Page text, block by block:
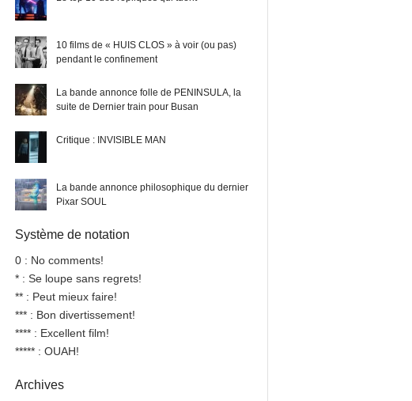
10 films de « HUIS CLOS » à voir (ou pas)
pendant le confinement
La bande annonce folle de PENINSULA, la
suite de Dernier train pour Busan
Critique : INVISIBLE MAN
La bande annonce philosophique du dernier
Pixar SOUL
Système de notation
0 : No comments!
* : Se loupe sans regrets!
** : Peut mieux faire!
*** : Bon divertissement!
**** : Excellent film!
***** : OUAH!
Archives